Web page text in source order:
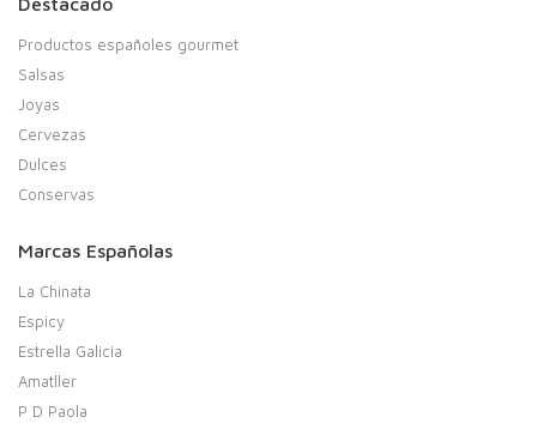
Productos españoles gourmet
Salsas
Joyas
Cervezas
Dulces
Conservas
Marcas Españolas
La Chinata
Espicy
Estrella Galicia
Amatller
P D Paola